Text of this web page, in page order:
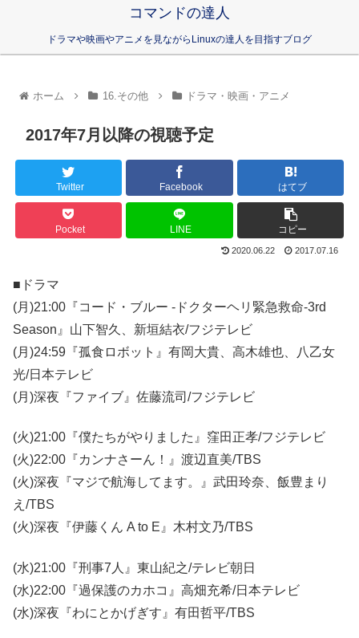
コマンドの達人
ドラマや映画やアニメを見ながらLinuxの達人を目指すブログ
ホーム 16.その他 ドラマ・映画・アニメ
2017年7月以降の視聴予定
Twitter Facebook はてブ
Pocket LINE コピー
2020.06.22 2017.07.16
■ドラマ
(月)21:00『コード・ブルー -ドクターヘリ緊急救命-3rd
Season』山下智久、新垣結衣/フジテレビ
(月)24:59『孤食ロボット』有岡大貴、高木雄也、八乙女
光/日本テレビ
(月)深夜『ファイブ』佐藤流司/フジテレビ
(火)21:00『僕たちがやりました』窪田正孝/フジテレビ
(火)22:00『カンナさーん！』渡辺直美/TBS
(火)深夜『マジで航海してます。』武田玲奈、飯豊まり
え/TBS
(火)深夜『伊藤くん A to E』木村文乃/TBS
(水)21:00『刑事7人』東山紀之/テレビ朝日
(水)22:00『過保護のカホコ』高畑充希/日本テレビ
(水)深夜『わにとかげぎす』有田哲平/TBS